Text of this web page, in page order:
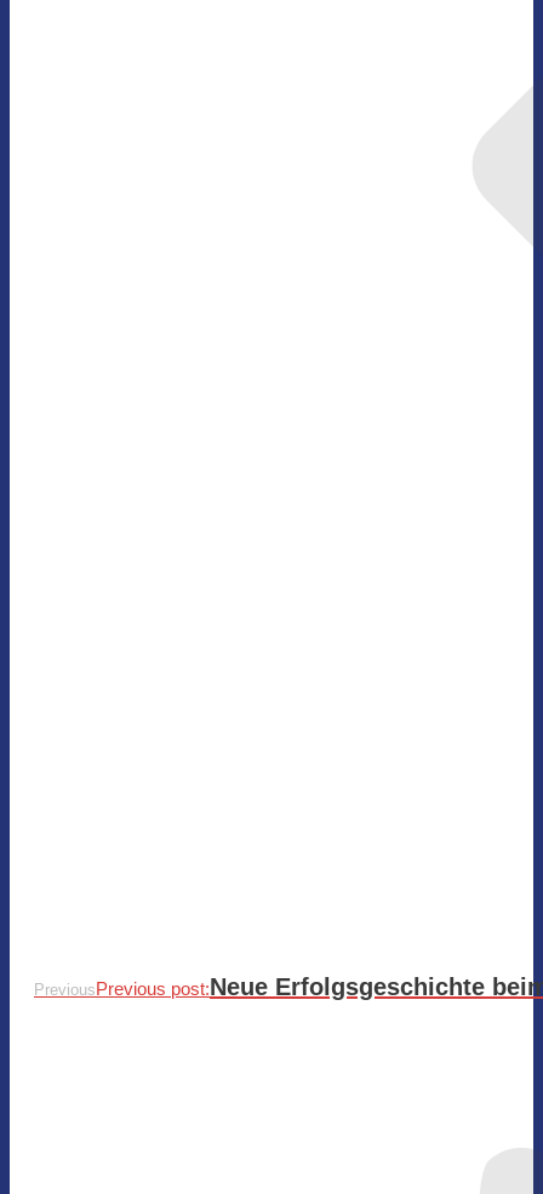
PreviousPrevious post:Neue Erfolgsgeschichte